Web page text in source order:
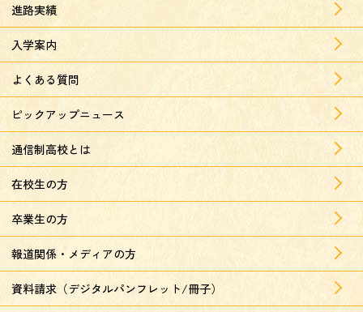
進路実績
入学案内
よくある質問
ピックアップニュース
通信制高校とは
在校生の方
卒業生の方
報道関係・メディアの方
資料請求（デジタルパンフレット/冊子）